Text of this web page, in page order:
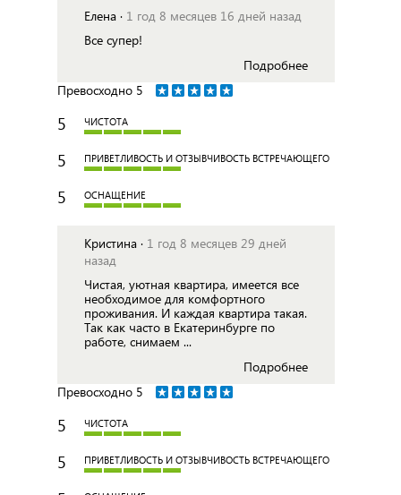
Елена · 1 год 8 месяцев 16 дней назад
Все супер!
Подробнее
Превосходно 5
5 ЧИСТОТА
5 ПРИВЕТЛИВОСТЬ И ОТЗЫВЧИВОСТЬ ВСТРЕЧАЮЩЕГО
5 ОСНАЩЕНИЕ
Кристина · 1 год 8 месяцев 29 дней
назад
Чистая, уютная квартира, имеется все
необходимое для комфортного
проживания. И каждая квартира такая.
Так как часто в Екатеринбурге по
работе, снимаем ...
Подробнее
Превосходно 5
5 ЧИСТОТА
5 ПРИВЕТЛИВОСТЬ И ОТЗЫВЧИВОСТЬ ВСТРЕЧАЮЩЕГО